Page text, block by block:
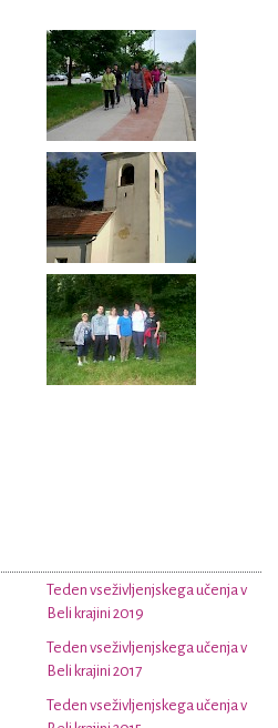
Teden vseživljenjskega učenja v
Beli krajini 2019
Teden vseživljenjskega učenja v
Beli krajini 2017
Teden vseživljenjskega učenja v